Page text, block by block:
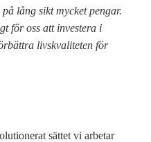
lång sikt mycket pengar.
för oss att investera i
livskvaliteten för
sättet vi arbetar